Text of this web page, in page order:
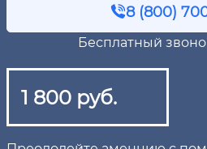
8 (800)
Бесплатный
1 800 руб.